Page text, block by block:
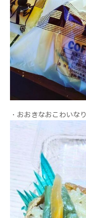
・おおきなおこわいなり